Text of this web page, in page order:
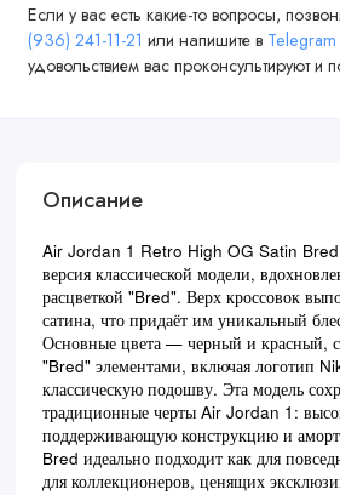
Если у вас есть какие-то вопросы,
(936) 241-11-21 или напишите в Telegram
удовольствием вас проконсультируют и
Описание
Air Jordan 1 Retro High OG Satin Bred
версия классической модели,
расцветкой "Bred". Верх кроссовок
сатина, что придаёт им уникальный
Основные цвета — черный и красный,
"Bred" элементами, включая логотип
классическую подошву. Эта модель
традиционные черты Air Jordan 1:
поддерживающую конструкцию и
Bred идеально подходит как для
для коллекционеров, ценящих